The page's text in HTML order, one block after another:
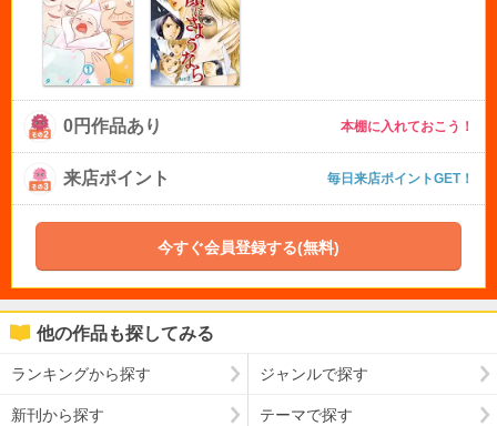
0円作品あり 本棚に入れておこう！
来店ポイント 毎日来店ポイントGET！
今すぐ会員登録する(無料)
他の作品も探してみる
ランキングから探す ジャンルで探す
新刊から探す テーマで探す